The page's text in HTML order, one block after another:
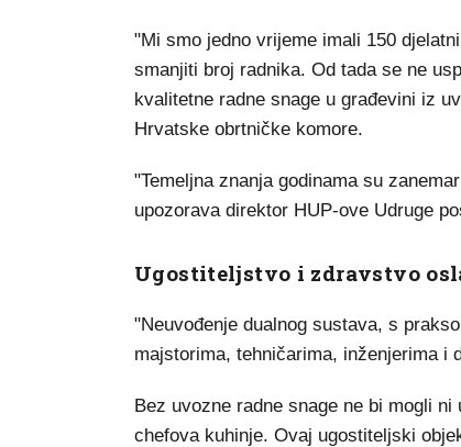
"Mi smo jedno vrijeme imali 150
smanjiti broj radnika. Od tada se ne
kvalitetne radne snage u građevini iz
Hrvatske obrtničke komore.
"Temeljna znanja godinama su
upozorava direktor HUP-ove Udruge
Ugostiteljstvo i zdravstvo
"Neuvođenje dualnog sustava, s
majstorima, tehničarima, inženjerima i
Bez uvozne radne snage ne bi mogli
chefova kuhinje. Ovaj ugostiteljski